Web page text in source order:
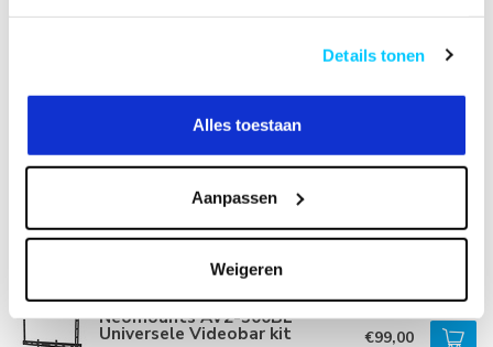
Details tonen
Alles toestaan
Aanpassen
Weigeren
Op voorraad
Gerelateerde producten
Neomounts AFP-875BL
Vloerplaat €189,00
Neomounts AV2-500BL
Universele Videobar kit €99,00